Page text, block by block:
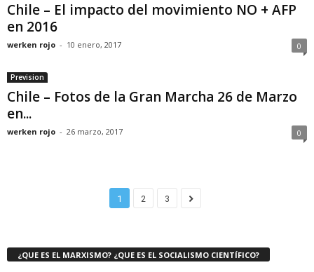
Chile – El impacto del movimiento NO + AFP
en 2016
werken rojo - 10 enero, 2017 0
Prevision
Chile – Fotos de la Gran Marcha 26 de Marzo
en...
werken rojo - 26 marzo, 2017 0
1 2 3
¿QUE ES EL MARXISMO? ¿QUE ES EL SOCIALISMO CIENTÍFICO?